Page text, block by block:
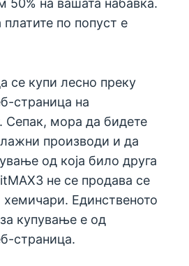
50% на вашата набавка.
платите по попуст е
се купи лесно преку
страница на
Сепак, мора да бидете
производи и да
од која било друга
не се продава се
Единственото
купување е од
страница.